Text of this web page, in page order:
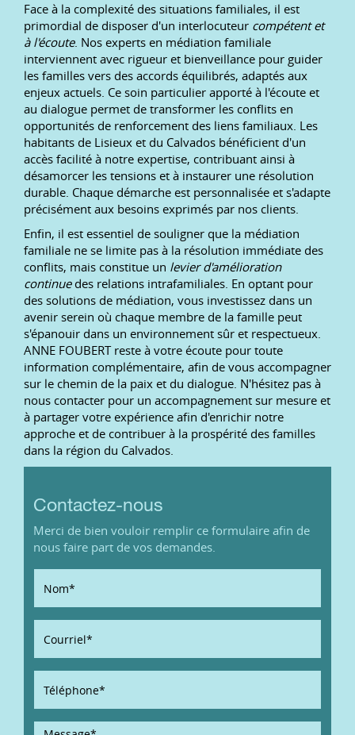
Face à la complexité des situations familiales, il est
primordial de disposer d'un interlocuteur compétent et
à l'écoute. Nos experts en médiation familiale
interviennent avec rigueur et bienveillance pour guider
les familles vers des accords équilibrés, adaptés aux
enjeux actuels. Ce soin particulier apporté à l'écoute et
au dialogue permet de transformer les conflits en
opportunités de renforcement des liens familiaux. Les
habitants de Lisieux et du Calvados bénéficient d'un
accès facilité à notre expertise, contribuant ainsi à
désamorcer les tensions et à instaurer une résolution
durable. Chaque démarche est personnalisée et s'adapte
précisément aux besoins exprimés par nos clients.
Enfin, il est essentiel de souligner que la médiation
familiale ne se limite pas à la résolution immédiate des
conflits, mais constitue un levier d'amélioration
continuedes relations intrafamiliales. En optant pour
des solutions de médiation, vous investissez dans un
avenir serein où chaque membre de la famille peut
s'épanouir dans un environnement sûr et respectueux.
ANNE FOUBERT reste à votre écoute pour toute
information complémentaire, afin de vous accompagner
sur le chemin de la paix et du dialogue. N'hésitez pas à
nous contacter pour un accompagnement sur mesure et
à partager votre expérience afin d'enrichir notre
approche et de contribuer à la prospérité des familles
dans la région du Calvados.
Contactez-nous
Merci de bien vouloir remplir ce formulaire afin de
nous faire part de vos demandes.